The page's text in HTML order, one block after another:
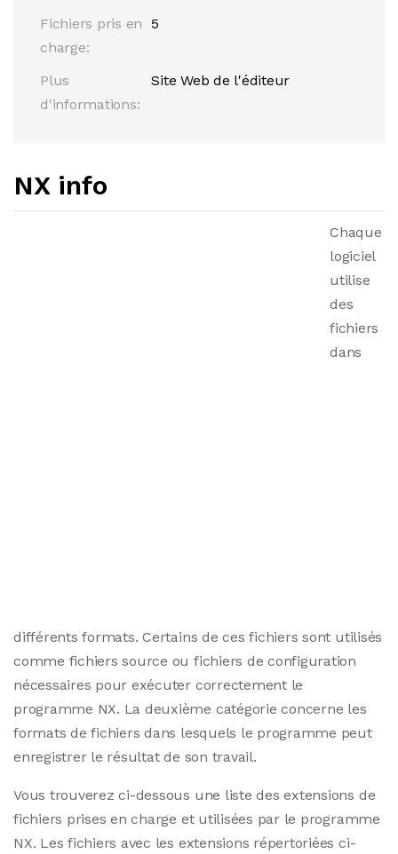
Fichiers pris en
charge:
5
Plus
d'informations:
Site Web de l'éditeur
NX info
Chaque
logiciel
utilise
des
fichiers
dans
différents formats. Certains de ces fichiers sont utilisés
comme fichiers source ou fichiers de configuration
nécessaires pour exécuter correctement le
programme NX. La deuxième catégorie concerne les
formats de fichiers dans lesquels le programme peut
enregistrer le résultat de son travail.
Vous trouverez ci-dessous une liste des extensions de
fichiers prises en charge et utilisées par le programme
NX. Les fichiers avec les extensions répertoriées ci-